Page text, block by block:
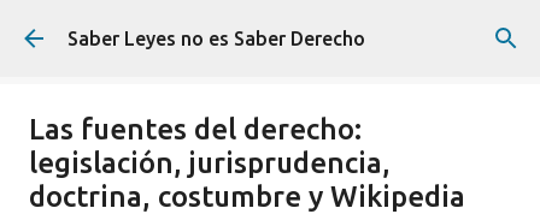
Ir al contenido principal
Saber Leyes no es Saber Derecho
Las fuentes del derecho:
legislación, jurisprudencia,
doctrina, costumbre y Wikipedia